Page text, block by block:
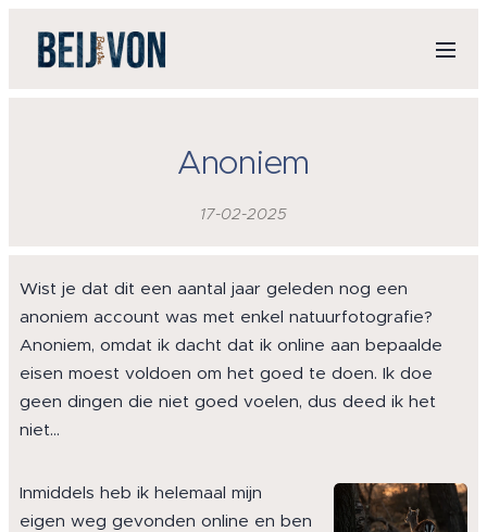
Anoniem
17-02-2025
Wist je dat dit een aantal jaar geleden nog een
anoniem account was met enkel natuurfotografie?
Anoniem, omdat ik dacht dat ik online aan bepaalde
eisen moest voldoen om het goed te doen. Ik doe
geen dingen die niet goed voelen, dus deed ik het
niet…
Inmiddels heb ik helemaal mijn
eigen weg gevonden online en ben